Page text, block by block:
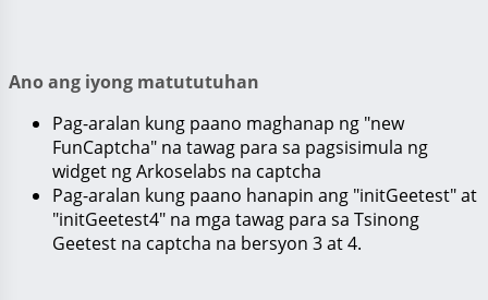
Ano ang iyong matututuhan
Pag-aralan kung paano maghanap ng "new
FunCaptcha" na tawag para sa pagsisimula ng
widget ng Arkoselabs na captcha
Pag-aralan kung paano hanapin ang "initGeetest" at
"initGeetest4" na mga tawag para sa Tsinong
Geetest na captcha na bersyon 3 at 4.